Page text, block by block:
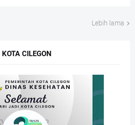
Lebih lama
CILEGON